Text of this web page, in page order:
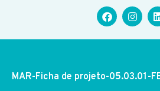
MAR-Ficha de projeto-05.03.01-